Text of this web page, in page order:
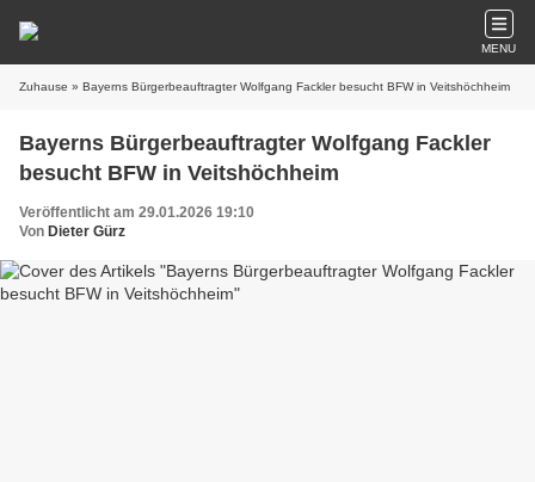
MENU
Zuhause » Bayerns Bürgerbeauftragter Wolfgang Fackler besucht BFW in Veitshöchheim
Bayerns Bürgerbeauftragter Wolfgang Fackler
besucht BFW in Veitshöchheim
Veröffentlicht am 29.01.2026 19:10
Von Dieter Gürz